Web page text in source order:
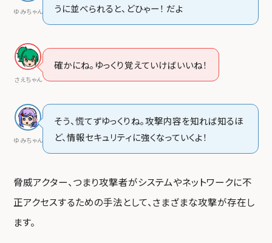
ゆみちゃん
うに並べられると、どひゃー！ だよ
さえちゃん
確かにね。ゆっくり覚えていけばいいね！
ゆみちゃん
そう、慌てずゆっくりね。攻撃内容を知れば知るほ
ど、情報セキュリティに強くなっていくよ！
脅威アクター、つまり攻撃者がシステムやネットワークに不
正アクセスするための手法として、さまざまな攻撃が存在し
ます。